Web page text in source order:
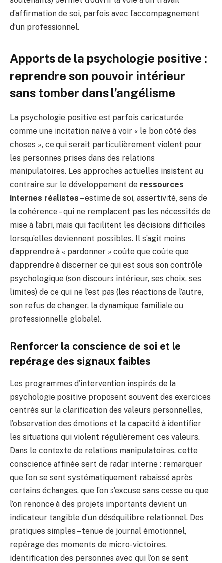
d’affirmation de soi, parfois avec l’accompagnement
d’un professionnel.
Apports de la psychologie positive :
reprendre son pouvoir intérieur
sans tomber dans l’angélisme
La psychologie positive est parfois caricaturée
comme une incitation naïve à voir « le bon côté des
choses », ce qui serait particulièrement violent pour
les personnes prises dans des relations
manipulatoires. Les approches actuelles insistent au
contraire sur le développement de ressources
internes réalistes – estime de soi, assertivité, sens de
la cohérence – qui ne remplacent pas les nécessités de
mise à l’abri, mais qui facilitent les décisions difficiles
lorsqu’elles deviennent possibles. Il s’agit moins
d’apprendre à « pardonner » coûte que coûte que
d’apprendre à discerner ce qui est sous son contrôle
psychologique (son discours intérieur, ses choix, ses
limites) de ce qui ne l’est pas (les réactions de l’autre,
son refus de changer, la dynamique familiale ou
professionnelle globale).
Renforcer la conscience de soi et le
repérage des signaux faibles
Les programmes d’intervention inspirés de la
psychologie positive proposent souvent des exercices
centrés sur la clarification des valeurs personnelles,
l’observation des émotions et la capacité à identifier
les situations qui violent régulièrement ces valeurs.
Dans le contexte de relations manipulatoires, cette
conscience affinée sert de radar interne : remarquer
que l’on se sent systématiquement rabaissé après
certains échanges, que l’on s’excuse sans cesse ou que
l’on renonce à des projets importants devient un
indicateur tangible d’un déséquilibre relationnel. Des
pratiques simples – tenue de journal émotionnel,
repérage des moments de micro-victoires,
identification des personnes avec qui l’on se sent